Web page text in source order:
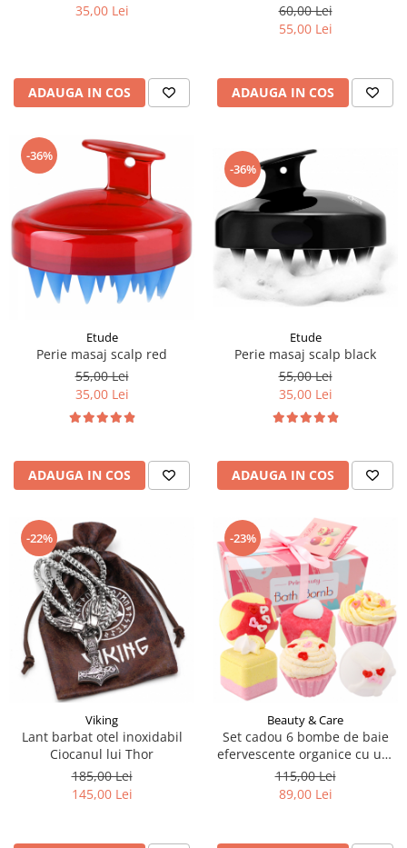
35,00 Lei
ADAUGA IN COS
60,00 Lei
55,00 Lei
ADAUGA IN COS
-36%
Etude
Perie masaj scalp red
55,00 Lei
35,00 Lei
ADAUGA IN COS
-36%
Etude
Perie masaj scalp black
55,00 Lei
35,00 Lei
ADAUGA IN COS
-22%
Viking
Lant barbat otel inoxidabil
Ciocanul lui Thor
185,00 Lei
145,00 Lei
-23%
Beauty & Care
Set cadou 6 bombe de baie
efervescente organice cu unt
de Shea si uleiuri esentiale cu
aspect de prajiturele
115,00 Lei
89,00 Lei